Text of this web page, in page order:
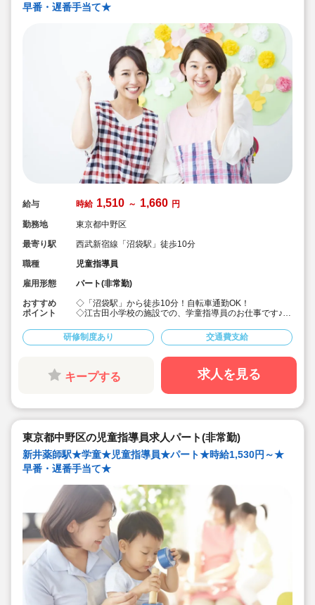
早番・遅番手当て★
給与 時給 1,510 ～ 1,660 円
勤務地
東京都中野区
最寄り駅
西武新宿線「沼袋駅」徒歩10分
職種
児童指導員
雇用形態
パート(非常勤)
おすすめ
ポイント
◇「沼袋駅」から徒歩10分！自転車通勤OK！
◇江古田小学校の施設での、学童指導員のお仕事です♪
ど、様々な資格を持った職員さんたちが働いています！
◇時給1,510円～/早番・遅番は時給UP★
◇永年勤続表彰、慶弔見舞金制度あり！
◇未経験者も歓迎です！勤務時間・日数はご相談くださ
◇子どもたちが放課後の時間に、安全・安心な環境で、
研修制度あり 交通費支給
キープする 求人を見る
東京都中野区の児童指導員求人パート(非常勤)
新井薬師駅★学童★児童指導員★パート★時給1,530円～★
早番・遅番手当て★